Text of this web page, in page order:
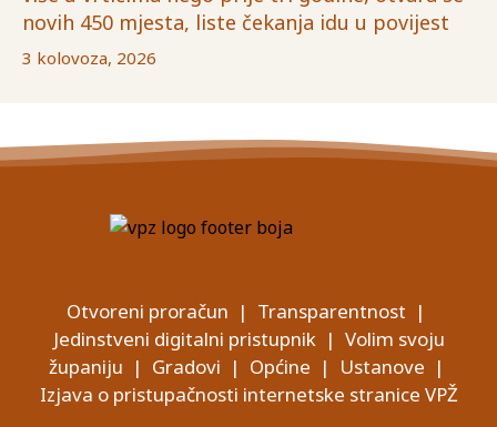
novih 450 mjesta, liste čekanja idu u povijest
3 kolovoza, 2026
Otvoreni proračun | Transparentnost |
Jedinstveni digitalni pristupnik| Volim svoju
županiju | Gradovi | Općine | Ustanove |
Izjava o pristupačnosti internetske stranice VPŽ